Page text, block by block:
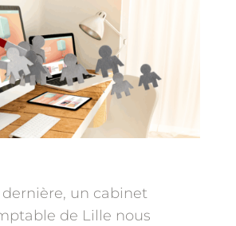
un cabinet
de Lille nous